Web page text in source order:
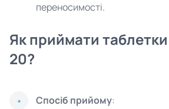
переносимості.
Як приймати
20?
Спосіб прийому: